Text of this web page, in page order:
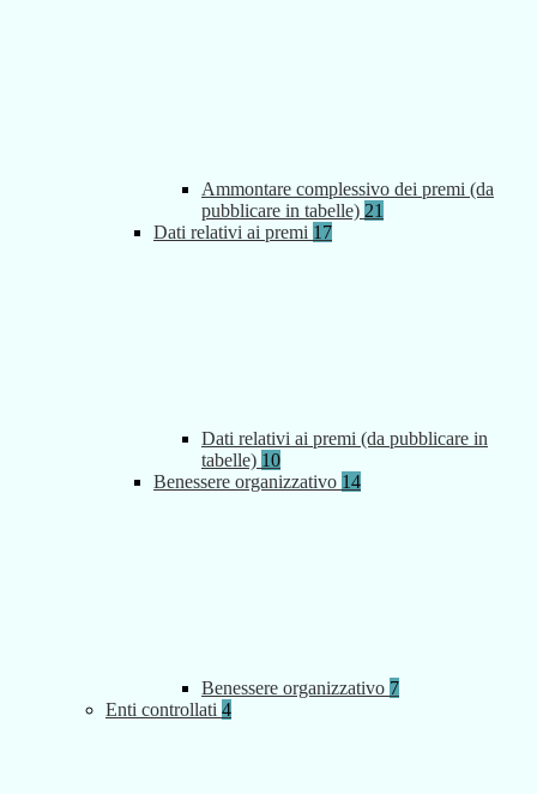
Ammontare complessivo dei premi (da
pubblicare in tabelle) 21
Dati relativi ai premi 17
Dati relativi ai premi (da pubblicare in
tabelle) 10
Benessere organizzativo 14
Benessere organizzativo 7
Enti controllati 4